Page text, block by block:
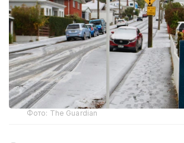
Фото: The Guardian